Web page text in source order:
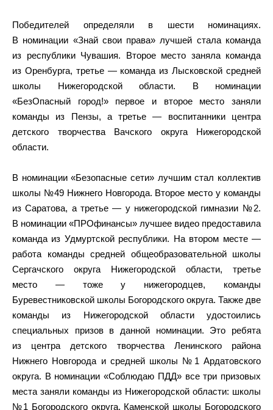
Победителей определяли в шести номинациях.
В номинации «Знай свои права» лучшей стала команда
из республики Чувашия. Второе место заняла команда
из Оренбурга, третье — команда из Лысковской средней
школы Нижегородской области. В номинации
«БезОпасный город!» первое и второе место заняли
команды из Пензы, а третье — воспитанники центра
детского творчества Вачского округа Нижегородской
области.
В номинации «Безопасные сети» лучшим стал коллектив
школы №49 Нижнего Новгорода. Второе место у команды
из Саратова, а третье — у нижегородской гимназии №2.
В номинации «ПРОфинансы» лучшее видео предоставила
команда из Удмуртской республики. На втором месте —
работа команды средней общеобразовательной школы
Сергачского округа Нижегородской области, третье
место — тоже у нижегородцев, команды
Буревестниковской школы Богородского округа. Также две
команды из Нижегородской области удостоились
специальных призов в данной номинации. Это ребята
из центра детского творчества Ленинского района
Нижнего Новгорода и средней школы №1 Ардатовского
округа. В номинации «Соблюдаю ПДД» все три призовых
места заняли команды из Нижегородской области: школы
№1 Богородского округа, Каменской школы Богородского